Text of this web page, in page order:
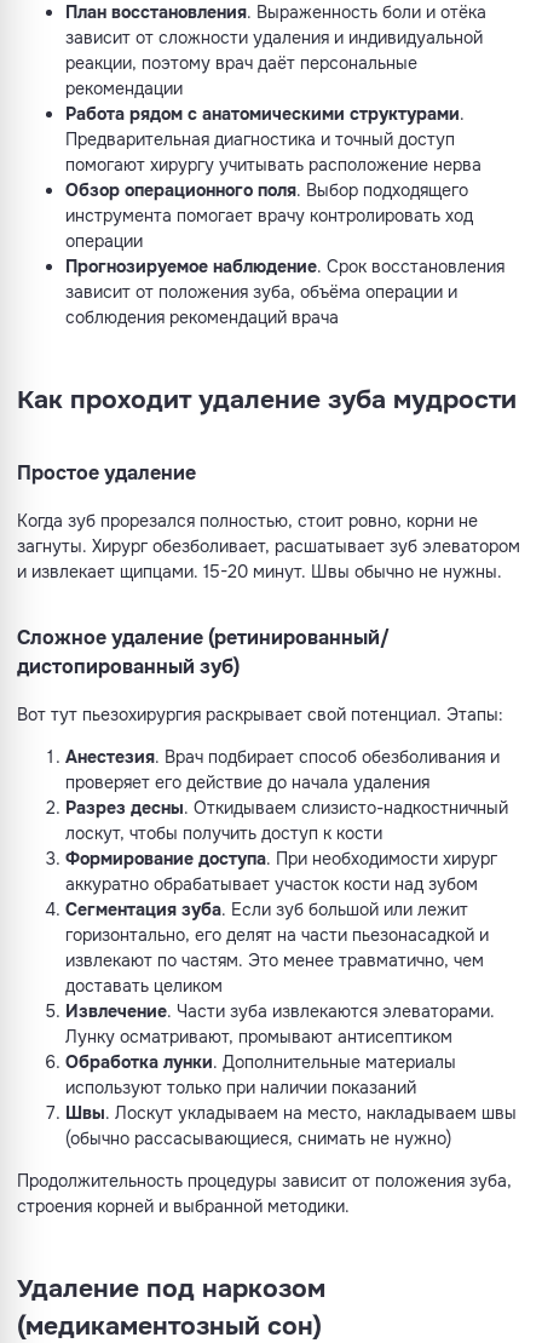
План восстановления. Выраженность боли и отёка
зависит от сложности удаления и индивидуальной
реакции, поэтому врач даёт персональные
рекомендации
Работа рядом с анатомическими структурами.
Предварительная диагностика и точный доступ
помогают хирургу учитывать расположение нерва
Обзор операционного поля. Выбор подходящего
инструмента помогает врачу контролировать ход
операции
Прогнозируемое наблюдение. Срок восстановления
зависит от положения зуба, объёма операции и
соблюдения рекомендаций врача
Как проходит удаление зуба мудрости
Простое удаление
Когда зуб прорезался полностью, стоит ровно, корни не
загнуты. Хирург обезболивает, расшатывает зуб элеватором
и извлекает щипцами. 15-20 минут. Швы обычно не нужны.
Сложное удаление (ретинированный/
дистопированный зуб)
Вот тут пьезохирургия раскрывает свой потенциал. Этапы:
Анестезия. Врач подбирает способ обезболивания и
проверяет его действие до начала удаления
Разрез десны. Откидываем слизисто-надкостничный
лоскут, чтобы получить доступ к кости
Формирование доступа. При необходимости хирург
аккуратно обрабатывает участок кости над зубом
Сегментация зуба. Если зуб большой или лежит
горизонтально, его делят на части пьезонасадкой и
извлекают по частям. Это менее травматично, чем
доставать целиком
Извлечение. Части зуба извлекаются элеваторами.
Лунку осматривают, промывают антисептиком
Обработка лунки. Дополнительные материалы
используют только при наличии показаний
Швы. Лоскут укладываем на место, накладываем швы
(обычно рассасывающиеся, снимать не нужно)
Продолжительность процедуры зависит от положения зуба,
строения корней и выбранной методики.
Удаление под наркозом
(медикаментозный сон)